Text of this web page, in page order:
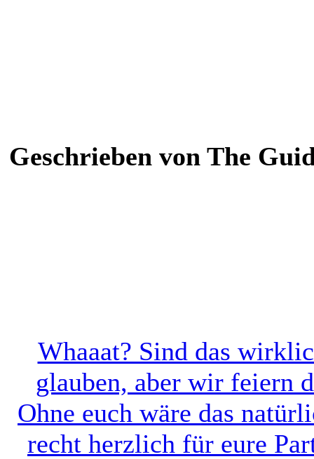
Geschrieben von The
Whaaat? Sind das
glauben, aber wir feiern
Ohne euch wäre das
recht herzlich für eure